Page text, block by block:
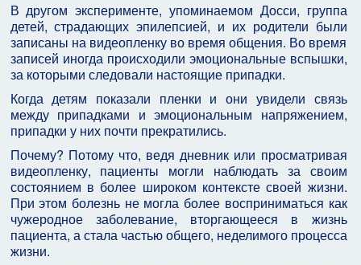
В другом эксперименте, упоминаемом Досси, группа
детей, страдающих эпилепсией, и их родители были
записаны на видеопленку во время общения. Во время
записей иногда происходили эмоциональные вспышки,
за которыми следовали настоящие припадки.
Когда детям показали пленки и они увидели связь
между припадками и эмоциональным напряжением,
припадки у них почти прекратились.
Почему? Потому что, ведя дневник или просматривая
видеопленку, пациенты могли наблюдать за своим
состоянием в более широком контексте своей жизни.
При этом болезнь не могла более восприниматься как
чужеродное заболевание, вторгающееся в жизнь
пациента, а стала частью общего, неделимого процесса
жизни.